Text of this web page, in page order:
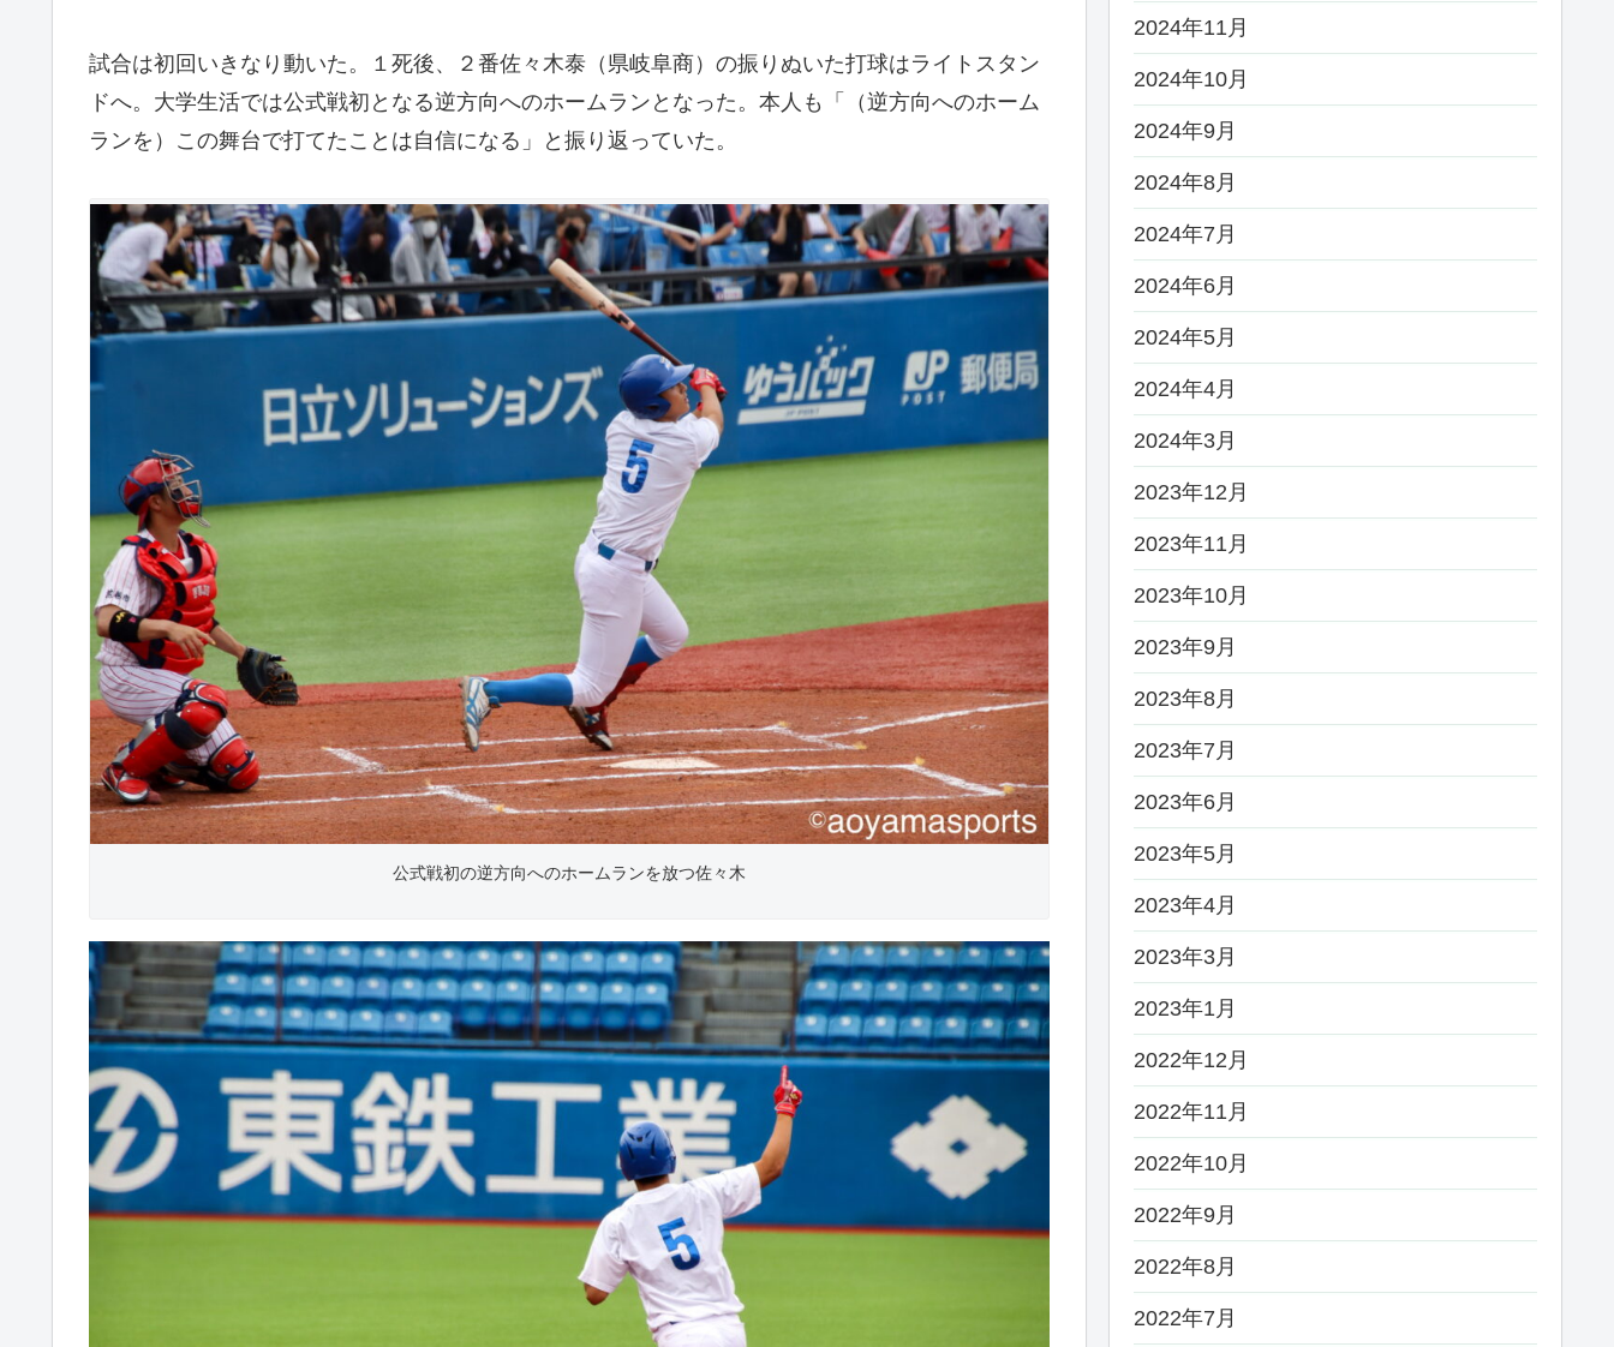
試合は初回いきなり動いた。１死後、２番佐々木泰（県岐阜商）の振りぬいた打球はライトスタン
ドへ。大学生活では公式戦初となる逆方向へのホームランとなった。本人も「（逆方向へのホーム
ランを）この舞台で打てたことは自信になる」と振り返っていた。
公式戦初の逆方向へのホームランを放つ佐々木
2024年11月
2024年10月
2024年9月
2024年8月
2024年7月
2024年6月
2024年5月
2024年4月
2024年3月
2023年12月
2023年11月
2023年10月
2023年9月
2023年8月
2023年7月
2023年6月
2023年5月
2023年4月
2023年3月
2023年1月
2022年12月
2022年11月
2022年10月
2022年9月
2022年8月
2022年7月